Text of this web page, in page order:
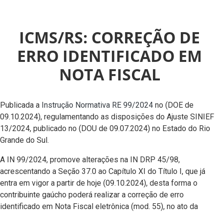
ICMS/RS: CORREÇÃO DE
ERRO IDENTIFICADO EM
NOTA FISCAL
Publicada a Instrução Normativa RE 99/2024 no (DOE de
09.10.2024), regulamentando as disposições do Ajuste SINIEF
13/2024, publicado no (DOU de 09.07.2024) no Estado do Rio
Grande do Sul.
A IN 99/2024, promove alterações na IN DRP 45/98,
acrescentando a Seção 37.0 ao Capítulo XI do Título I, que já
entra em vigor a partir de hoje (09.10.2024), desta forma o
contribuinte gaúcho poderá realizar a correção de erro
identificado em Nota Fiscal eletrônica (mod. 55), no ato da